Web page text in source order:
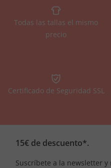
Todas las tallas el mismo
precio
Certificado de Seguridad SSL
15€ de descuento*.
Suscríbete a la newsletter